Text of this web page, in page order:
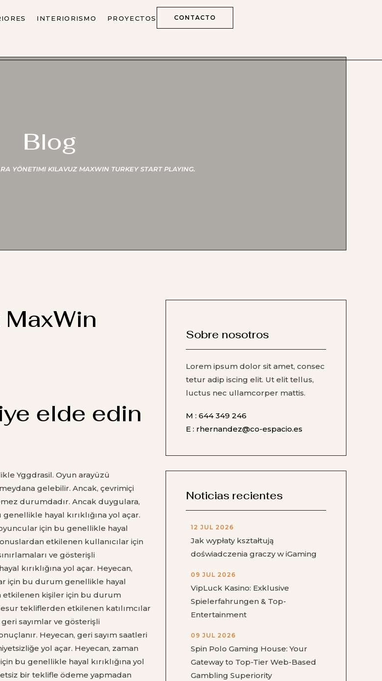
INTERIORISMO PROYECTOS CONTACTO
Blog
YÖNETIMI KILAVUZ MAXWIN TURKEY START PLAYING.
MaxWin
elde edin
Yggdrasil. Oyun arayüzü
gelebilir. Ancak, çevrimiçi
durumdadır. Ancak duygulara,
hayal kırıklığına yol açar.
için bu genellikle hayal
etkilenen kullanıcılar için
ve gösterişli
kırıklığına yol açar. Heyecan,
için bu durum genellikle hayal
etkilenen kişiler için bu durum
tekliflerden etkilenen katılımcılar
sayımlar ve gösterişli
Heyecan, geri sayım saatleri
yol açar. Heyecan, zaman
bu genellikle hayal kırıklığına yol
bir teklifle ödeme yapmadan
Sobre nosotros
Lorem ipsum dolor sit amet, consec
tetur adip iscing elit. Ut elit tellus,
luctus nec ullamcorper mattis.
M : 644 349 246
E : rhernandez@co-espacio.es
Noticias recientes
12 JUL 2026
Jak wypłaty kształtują
doświadczenia graczy w iGaming
09 JUL 2026
VipLuck Kasino: Exklusive
Spielerfahrungen & Top-
Entertainment
09 JUL 2026
Spin Polo Gaming House: Your
Gateway to Top-Tier Web-Based
Gambling Superiority